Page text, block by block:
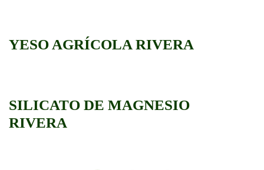
YESO AGRÍCOLA RIVERA
SILICATO DE MAGNESIO
RIVERA